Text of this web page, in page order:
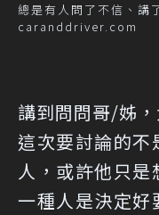
總是有人問了不信、講
caranddriver.com
講到問問哥/姊
這次要討論的不
人，或許他只是
一種人是決定好